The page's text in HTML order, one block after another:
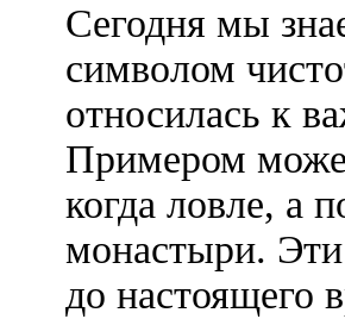
Сегодня мы
символом
относилась к
Примером
когда ловле, а
монастыри.
до настоящего